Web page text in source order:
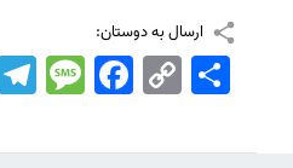
ارسال به دوستان:
MessageFacebook Copy
Link
اشتراک